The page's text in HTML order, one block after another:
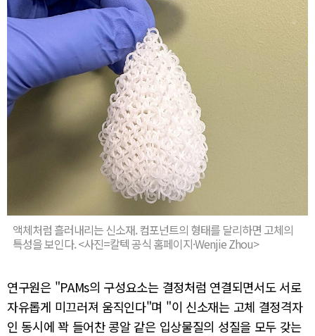
액체처럼 흘러내리는 신소재. 컴포넌트의 형태를 달리하면 고체의
특성을 보인다. <사진=칼텍 공식 홈페이지·Wenjie Zhou>
연구원은 "PAMs의 구성요소는 결정처럼 연결되면서도 서로
자유롭게 미끄러져 움직인다"며 "이 신소재는 고체 결정격자
인 동시에 꽉 들어찬 콩알 같은 입상물질의 성질을 모두 갖는